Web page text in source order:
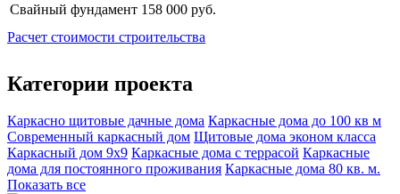
Свайный фундамент 158 000 руб.
Расчет стоимости строительства
Категории проекта
Каркасно щитовые дачные дома Каркасные дома до 100 кв м
Современный каркасный дом Щитовые дома эконом класса
Каркасный дом 9х9 Каркасные дома с террасой Каркасные
дома для постоянного проживания Каркасные дома 80 кв. м.
Показать все